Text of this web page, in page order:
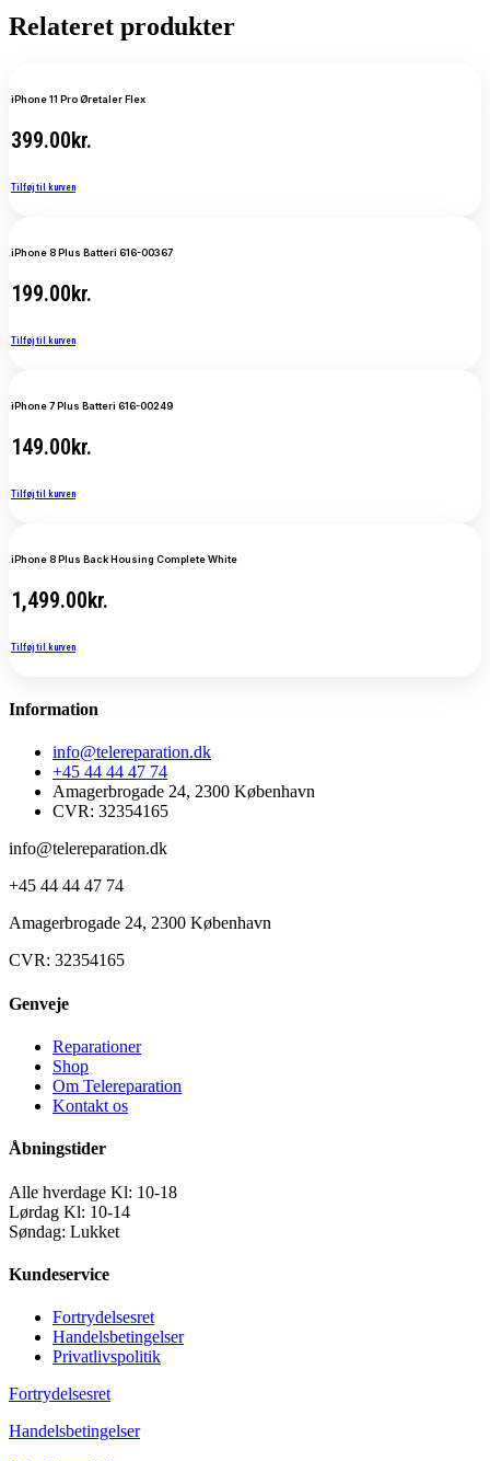
Relateret produkter
iPhone 11 Pro Øretaler Flex
399.00kr.
Tilføj til kurven
iPhone 8 Plus Batteri 616-00367
199.00kr.
Tilføj til kurven
iPhone 7 Plus Batteri 616-00249
149.00kr.
Tilføj til kurven
iPhone 8 Plus Back Housing Complete White
1,499.00kr.
Tilføj til kurven
Information
info@telereparation.dk
+45 44 44 47 74
Amagerbrogade 24, 2300 København
CVR: 32354165
info@telereparation.dk
+45 44 44 47 74
Amagerbrogade 24, 2300 København
CVR: 32354165
Genveje
Reparationer
Shop
Om Telereparation
Kontakt os
Åbningstider
Alle hverdage Kl: 10-18
Lørdag Kl: 10-14
Søndag: Lukket
Kundeservice
Fortrydelsesret
Handelsbetingelser
Privatlivspolitik
Fortrydelsesret
Handelsbetingelser